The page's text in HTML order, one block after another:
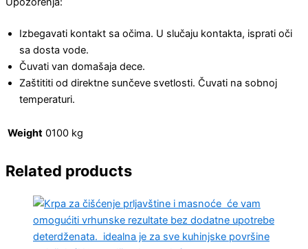
Izbegavati kontakt sa očima. U slučaju kontakta, isprati oči
sa dosta vode.
Čuvati van domašaja dece.
Zaštititi od direktne sunčeve svetlosti. Čuvati na sobnoj
temperaturi.
Weight 0100 kg
Related products